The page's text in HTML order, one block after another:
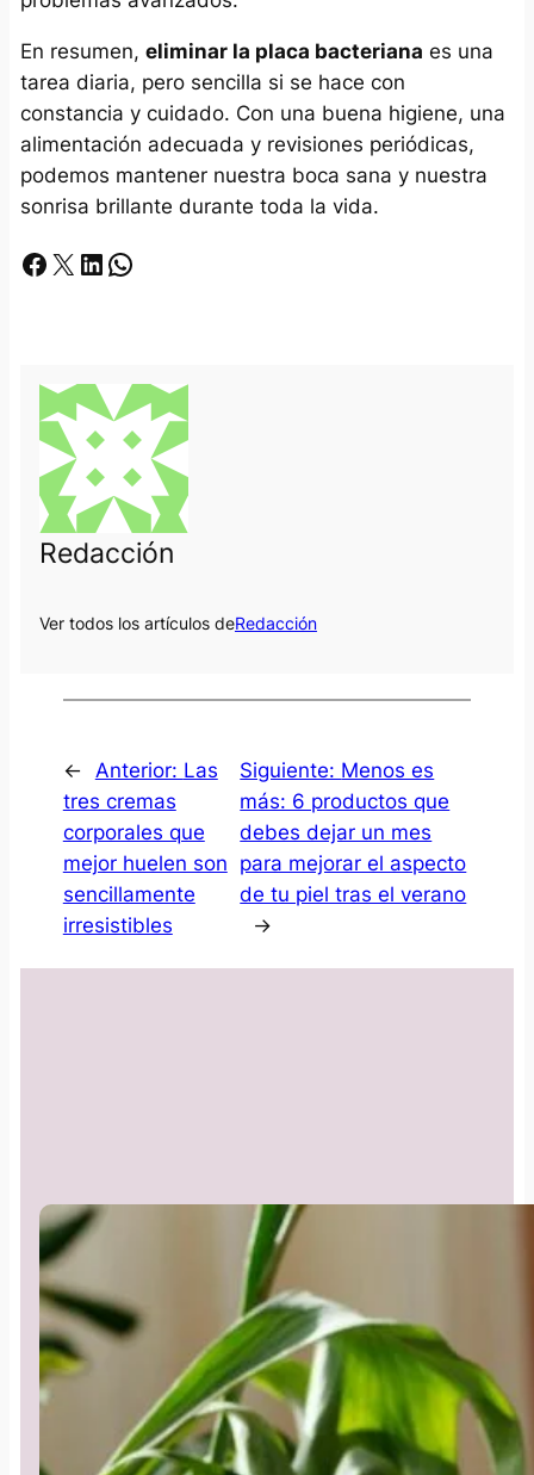
En resumen, eliminar la placa bacteriana es una
tarea diaria, pero sencilla si se hace con
constancia y cuidado. Con una buena higiene, una
alimentación adecuada y revisiones periódicas,
podemos mantener nuestra boca sana y nuestra
sonrisa brillante durante toda la vida.
Facebook X LinkedIn Whatsapp
Redacción
Ver todos los artículos deRedacción
← Anterior: Las
tres cremas
corporales que
mejor huelen son
sencillamente
irresistibles
Siguiente: Menos es
más: 6 productos que
debes dejar un mes
para mejorar el aspecto
de tu piel tras el verano
→